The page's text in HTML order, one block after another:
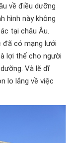
về điều dưỡng
hình này không
tại châu Âu.
đã có mạng lưới
lợi thế cho người
Và lẽ dĩ
lo lắng về việc